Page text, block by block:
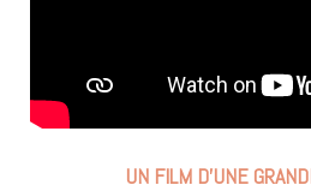
UN FILM D’UNE